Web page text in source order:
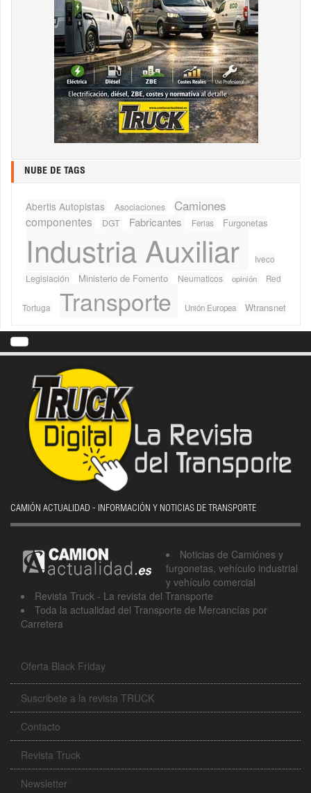
NUBE DE TAGS
Abertis Autopistas Asociaciones Camiones
componentes DGT Fabricantes Ferias Furgonetas
Industria Auxiliar
Iveco
Legislación
Ministerio de Fomento Neumaticos opinión Red
Tortuga Transporte Unión Europea Wtransnet
CAMIÓN ACTUALIDAD - INFORMACIÓN Y NOTICIAS DE TRANSPORTE
Noticias de Camiónes y
furgonetas, vehículo industrial
y vehículo comercial
Revista Truck - La revista del Transporte
Toda la actualidad del Transporte de Mercancías por
Carretera
Oferta Black Friday
Suscribete a la revista TRUCK
Contacto
Revista Truck
Newsletter